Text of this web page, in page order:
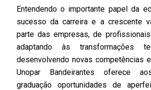
Entendendo o importante papel da
sucesso da carreira e a crescente
parte das empresas, de
adaptando às transformações
desenvolvendo novas competências
Unopar Bandeirantes oferece
graduação oportunidades de